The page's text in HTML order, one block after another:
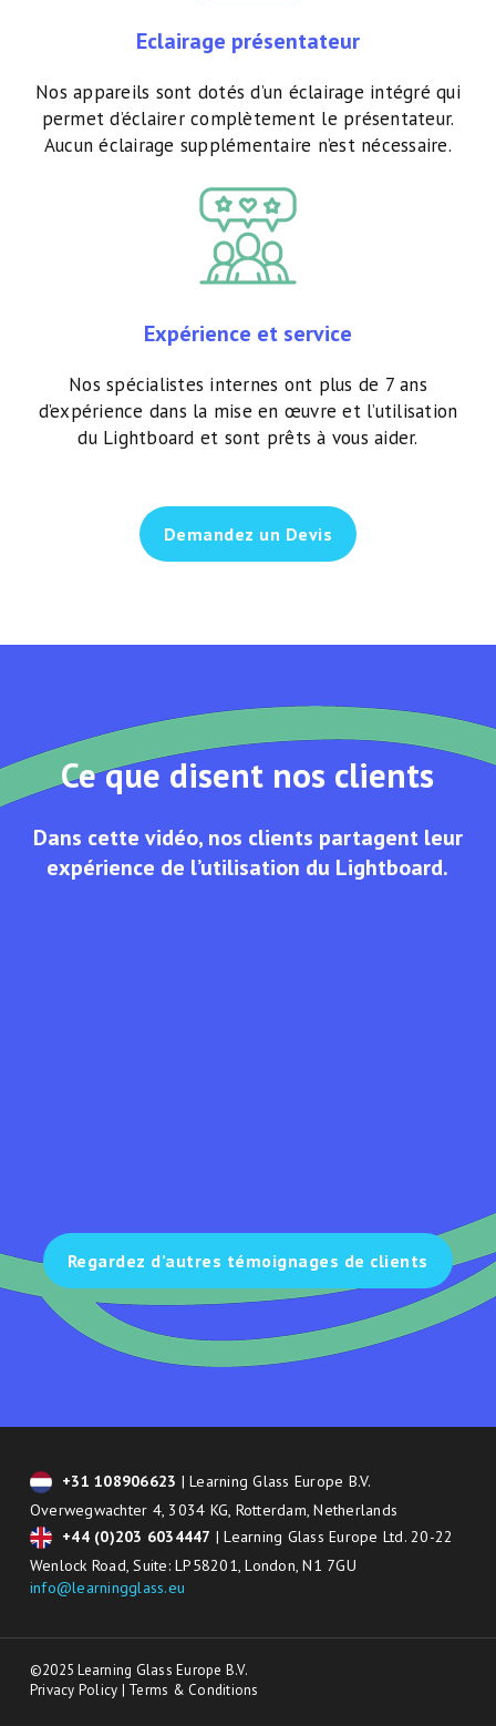
Eclairage présentateur
Nos appareils sont dotés d’un éclairage intégré qui
permet d’éclairer complètement le présentateur.
Aucun éclairage supplémentaire n’est nécessaire.
Expérience et service
Nos spécialistes internes ont plus de 7 ans
d’expérience dans la mise en œuvre et l’utilisation
du Lightboard et sont prêts à vous aider.
Demandez un Devis
Ce que disent nos clients
Dans cette vidéo, nos clients partagent leur
expérience de l’utilisation du Lightboard.
Regardez d’autres témoignages de clients
+31 108906623 | Learning Glass Europe B.V.
Overwegwachter 4, 3034 KG, Rotterdam, Netherlands
+44 (0)203 6034447 | Learning Glass Europe Ltd. 20-22
Wenlock Road, Suite: LP58201, London, N1 7GU
info@learningglass.eu
©2025 Learning Glass Europe B.V.
Privacy Policy | Terms & Conditions